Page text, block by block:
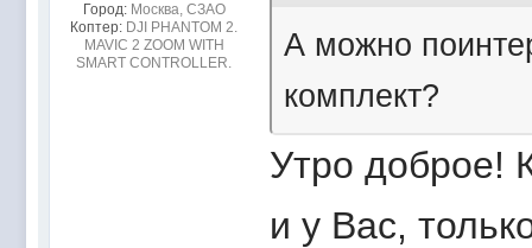
Город: Москва, СЗАО
Коптер: DJI PHANTOM 2.
MAVIC 2 ZOOM WITH
SMART CONTROLLER.
А можно
комплект?
Утро доброе!
и у Вас,